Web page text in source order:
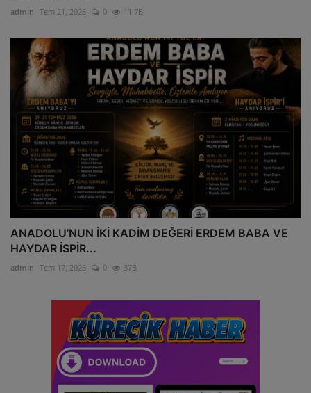
admin Tem 21, 2026 0 11.7B
ANADOLU’NUN İKİ KADİM DEĞERİ ERDEM BABA VE
HAYDAR İSPİR...
admin Tem 17, 2026 0 37B